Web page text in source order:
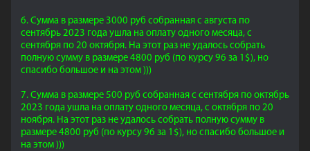
6. Сумма в размере 3000 руб собранная с августа по
сентябрь 2023 года ушла на оплату одного месяца, с
сентября по 20 октября. На этот раз не удалось собрать
полную сумму в размере 4800 руб (по курсу 96 за 1$), но
спасибо большое и на этом )))
7. Сумма в размере 500 руб собранная с сентября по октябрь
2023 года ушла на оплату одного месяца, с октября по 20
ноября. На этот раз не удалось собрать полную сумму в
размере 4800 руб (по курсу 96 за 1$), но спасибо большое и
на этом )))